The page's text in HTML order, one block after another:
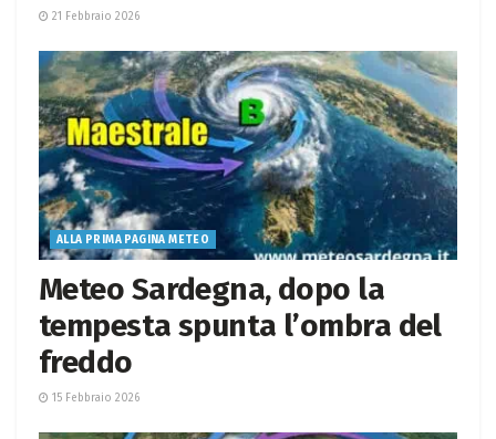
21 Febbraio 2026
ALLA PRIMA PAGINA METEO
Meteo Sardegna, dopo la
tempesta spunta l’ombra del
freddo
15 Febbraio 2026